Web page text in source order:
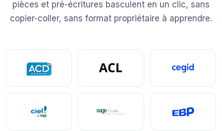
pièces et pré-écritures basculent en un clic, sans
copier-coller, sans format propriétaire à apprendre.